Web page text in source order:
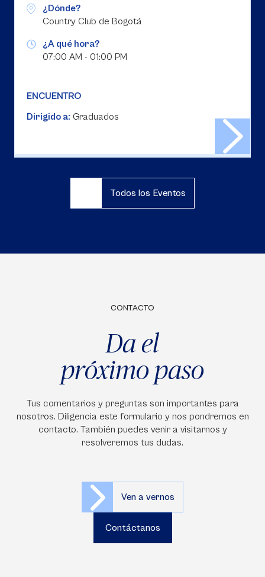
¿Dónde?
Country Club de Bogotá
¿A qué hora?
07:00 AM - 01:00 PM
ENCUENTRO
Dirigido a: Graduados
Todos los Eventos
CONTACTO
Da el
próximo paso
Tus comentarios y preguntas son importantes para
nosotros. Diligencia este formulario y nos pondremos en
contacto. También puedes venir a visitarnos y
resolveremos tus dudas.
Ven a vernos
Contáctanos